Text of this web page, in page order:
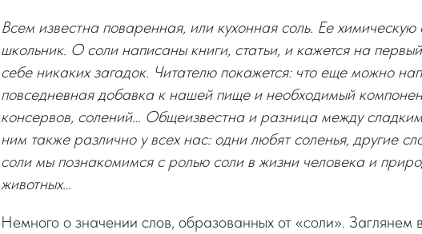
Всем известна поваренная, или кухонная соль. Ее
школьник. О соли написаны книги, статьи, и кажется на
себе никаких загадок. Читателю покажется: что еще можно
повседневная добавка к нашей пище и необходимый
консервов, солений… Общеизвестна и разница между
ним также различно у всех нас: одни любят соленья, другие
соли мы познакомимся с ролью соли в жизни человека и
животных…
Немного о значении слов, образованных от «соли». Заглянем